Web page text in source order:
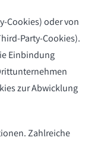
Cookies) oder von
Party-Cookies).
Einbindung
zur Abwicklung
Zahlreiche